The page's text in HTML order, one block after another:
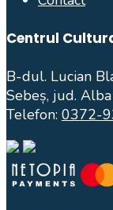
Centrul
B-dul. Lucian
Sebeș, jud. Alba
Telefon: 0372-